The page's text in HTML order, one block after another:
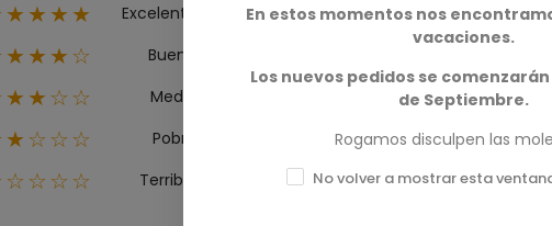
Excelente 0
Bueno
Medio 0
Pobre 0
Terrible 0
En estos momentos nos
vacaciones.
Los nuevos pedidos se
de Septiembre.
Rogamos disculpen las
No volver a mostrar esta